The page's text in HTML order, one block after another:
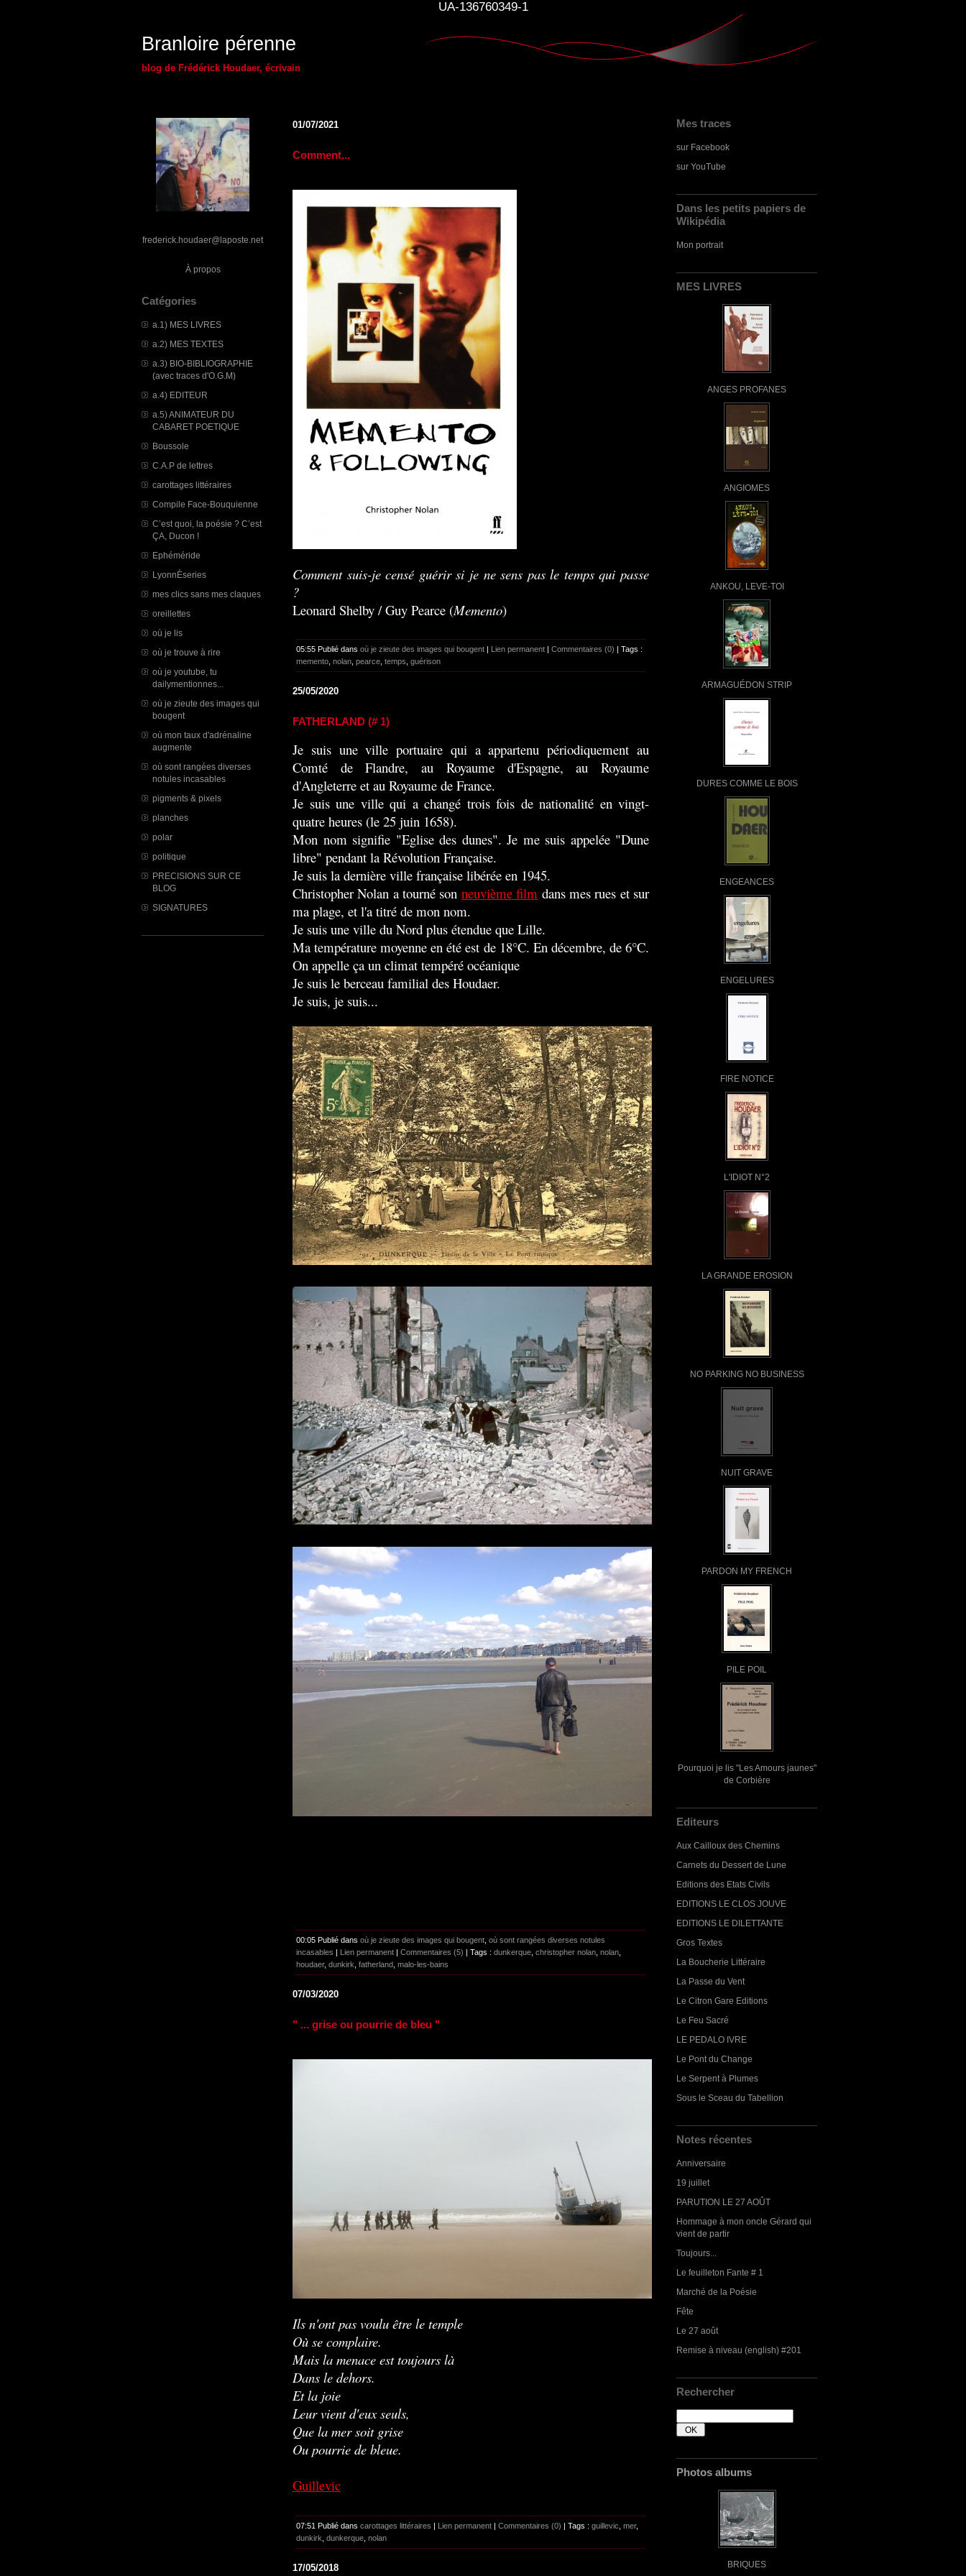
UA-136760349-1
Branloire pérenne
blog de Frédérick Houdaer, écrivain
frederick.houdaer@laposte.net
À propos
Catégories
a.1) MES LIVRES
a.2) MES TEXTES
a.3) BIO-BIBLIOGRAPHIE
(avec traces d'O.G.M)
a.4) EDITEUR
a.5) ANIMATEUR DU
CABARET POETIQUE
Boussole
C.A.P de lettres
carottages littéraires
Compile Face-Bouquienne
C’est quoi, la poésie ? C’est
ÇA, Ducon !
Ephéméride
LyonnÈseries
mes clics sans mes claques
oreillettes
où je lis
où je trouve à rire
où je youtube, tu
dailymentionnes...
où je zieute des images qui
bougent
où mon taux d'adrénaline
augmente
où sont rangées diverses
notules incasables
pigments & pixels
planches
polar
politique
PRECISIONS SUR CE
BLOG
SIGNATURES
Mes traces
sur Facebook
sur YouTube
Dans les petits papiers de
Wikipédia
Mon portrait
MES LIVRES
ANGES PROFANES
ANGIOMES
ANKOU, LEVE-TOI
ARMAGUÉDON STRIP
DURES COMME LE BOIS
ENGEANCES
ENGELURES
FIRE NOTICE
L'IDIOT N°2
LA GRANDE EROSION
NO PARKING NO BUSINESS
NUIT GRAVE
PARDON MY FRENCH
PILE POIL
Pourquoi je lis "Les Amours jaunes"
de Corbière
Editeurs
Aux Cailloux des Chemins
Carnets du Dessert de Lune
Editions des Etats Civils
EDITIONS LE CLOS JOUVE
EDITIONS LE DILETTANTE
Gros Textes
La Boucherie Littéraire
La Passe du Vent
Le Citron Gare Editions
Le Feu Sacré
LE PEDALO IVRE
Le Pont du Change
Le Serpent à Plumes
Sous le Sceau du Tabellion
Notes récentes
Anniversaire
19 juillet
PARUTION LE 27 AOÛT
Hommage à mon oncle Gérard qui
vient de partir
Toujours...
Le feuilleton Fante # 1
Marché de la Poésie
Fête
Le 27 août
Remise à niveau (english) #201
Rechercher
Photos albums
BRIQUES
01/07/2021
Comment...
Comment suis-je censé guérir si je ne sens pas le temps qui passe
?
Leonard Shelby / Guy Pearce (Memento)
05:55 Publié dans où je zieute des images qui bougent Lien permanent Commentaires (0) | Tags :
memento, nolan, pearce, temps, guérison
25/05/2020
FATHERLAND (# 1)
Je suis une ville portuaire qui a appartenu périodiquement au
Comté de Flandre, au Royaume d'Espagne, au Royaume
d'Angleterre et au Royaume de France.
Je suis une ville qui a changé trois fois de nationalité en vingt-
quatre heures (le 25 juin 1658).
Mon nom signifie "Eglise des dunes". Je me suis appelée "Dune
libre" pendant la Révolution Française.
Je suis la dernière ville française libérée en 1945.
Christopher Nolan a tourné son neuvième film dans mes rues et sur
ma plage, et l'a titré de mon nom.
Je suis une ville du Nord plus étendue que Lille.
Ma température moyenne en été est de 18°C. En décembre, de 6°C.
On appelle ça un climat tempéré océanique
Je suis le berceau familial des Houdaer.
Je suis, je suis...
00:05 Publié dans où je zieute des images qui bougent où sont rangées diverses notules
incasables | Lien permanent | Commentaires (5) | Tags : dunkerque christopher nolan nolan
houdaer, dunkirk fatherland malo-les-bains
07/03/2020
" ... grise ou pourrie de bleu "
Ils n'ont pas voulu être le temple
Où se complaire.
Mais la menace est toujours là
Dans le dehors.
Et la joie
Leur vient d'eux seuls,
Que la mer soit grise
Ou pourrie de bleue.
Guillevic
07:51 Publié dans carottages littéraires | Lien permanent | Commentaires (0) | Tags : guillevic mer,
dunkirk dunkerque nolan
17/05/2018